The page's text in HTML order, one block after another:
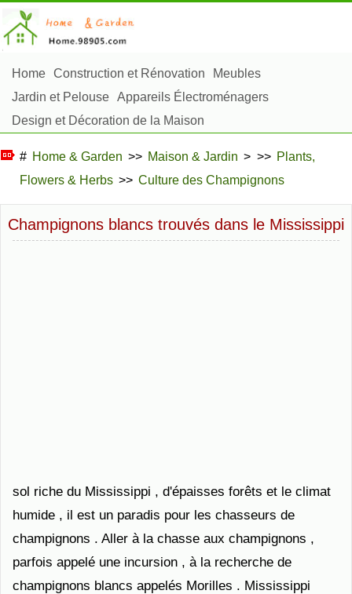
Home Construction et Rénovation
Meubles
Jardin et Pelouse Appareils Électroménagers
Design et Décoration de la Maison
Aménagement et Construction Extérieure
# Home & Garden >> Maison & Jardin > >> Plants,
Flowers & Herbs >> Culture des Champignons
Champignons blancs trouvés dans le Mississippi
sol riche du Mississippi , d'épaisses forêts et le climat
humide , il est un paradis pour les chasseurs de
champignons . Aller à la chasse aux champignons ,
parfois appelé une incursion , à la recherche de
champignons blancs appelés Morilles . Mississippi